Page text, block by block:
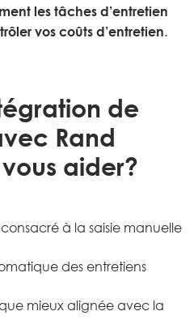
les tâches d’entretien
vos coûts d’entretien.
de
Rand
aider?
à la saisie manuelle
des entretiens
mieux alignée avec la